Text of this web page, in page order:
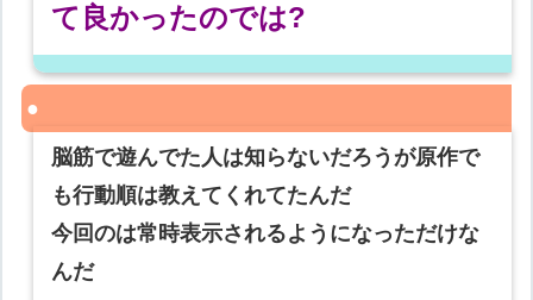
て良かったのでは?
脳筋で遊んでた人は知らないだろうが原作で
も行動順は教えてくれてたんだ
今回のは常時表示されるようになっただけな
んだ